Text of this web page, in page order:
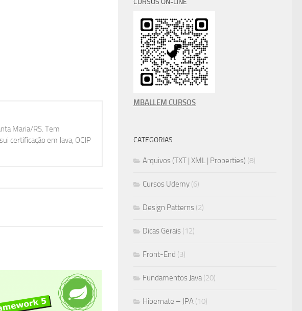
Maria/RS. Tem
certificação em Java, OCJP
CURSOS ON-LINE
MBALLEM CURSOS
CATEGORIAS
Arquivos (TXT | XML | Properties) (8)
Cursos Udemy (6)
Design Patterns (2)
Dicas Gerais (12)
Front-End (3)
Fundamentos Java(20)
Hibernate – JPA (10)